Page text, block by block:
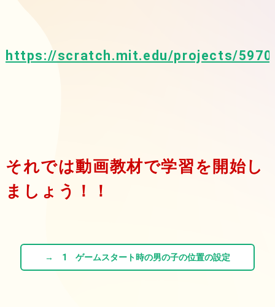
https://scratch.mit.edu/projects/
それでは動画教材で学習を開始し
ましょう！！
→ 1 ゲームスタート時の男の子の位置の設定